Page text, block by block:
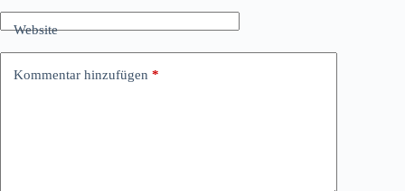
Website
Kommentar hinzufügen *